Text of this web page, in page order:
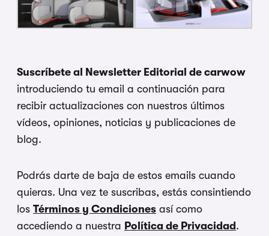
Suscríbete al Newsletter Editorial de carwow
introduciendo tu email a continuación para
recibir actualizaciones con nuestros últimos
vídeos, opiniones, noticias y publicaciones de
blog.
Podrás darte de baja de estos emails cuando
quieras. Una vez te suscribas, estás consintiendo
los Términos y Condiciones así como
accediendo a nuestra Política de Privacidad.